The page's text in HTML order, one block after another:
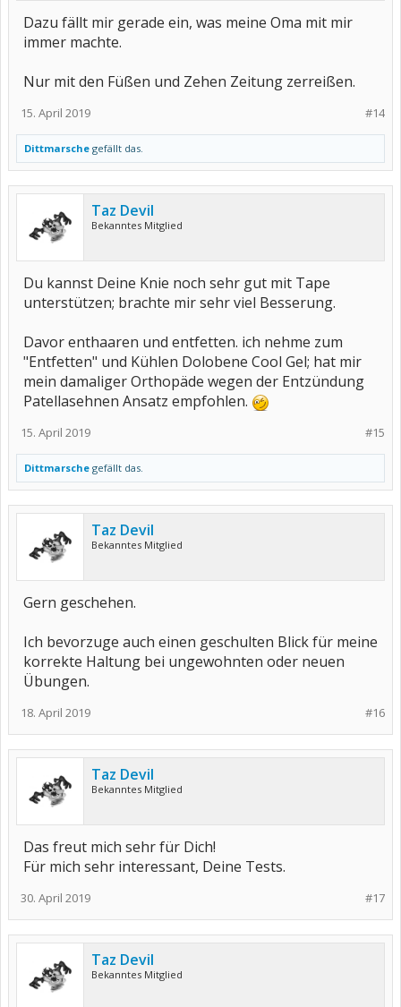
Dazu fällt mir gerade ein, was meine Oma mit mir
immer machte.
Nur mit den Füßen und Zehen Zeitung zerreißen.
#14
15. April 2019
Dittmarsche gefällt das.
Taz Devil
Bekanntes Mitglied
Du kannst Deine Knie noch sehr gut mit Tape
unterstützen; brachte mir sehr viel Besserung.
Davor enthaaren und entfetten. ich nehme zum
"Entfetten" und Kühlen Dolobene Cool Gel; hat mir
mein damaliger Orthopäde wegen der Entzündung
Patellasehnen Ansatz empfohlen.
#15
15. April 2019
Dittmarsche gefällt das.
Taz Devil
Bekanntes Mitglied
Gern geschehen.
Ich bevorzuge auch einen geschulten Blick für meine
korrekte Haltung bei ungewohnten oder neuen
Übungen.
#16
18. April 2019
Taz Devil
Bekanntes Mitglied
Das freut mich sehr für Dich!
Für mich sehr interessant, Deine Tests.
#17
30. April 2019
Taz Devil
Bekanntes Mitglied